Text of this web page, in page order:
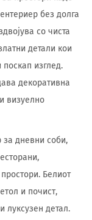
без долга
со чиста
детали кои
изглед.
декоративна
визуелно
дневни соби,
Белиот
и почист,
луксузен детал.